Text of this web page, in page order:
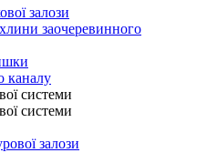
залози
заочеревинного
каналу
системи
системи
залози